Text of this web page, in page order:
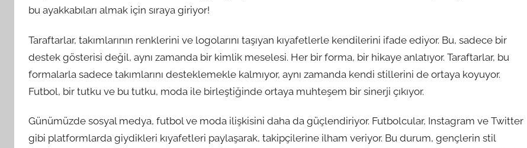
bu ayakkabıları almak için sıraya giriyor!
Taraftarlar, takımlarının renklerini ve logolarını taşıyan kıyafetlerle kendilerini ifade ediyor. Bu, sadece bir
destek gösterisi değil, aynı zamanda bir kimlik meselesi. Her bir forma, bir hikaye anlatıyor. Taraftarlar, bu
formalarla sadece takımlarını desteklemekle kalmıyor, aynı zamanda kendi stillerini de ortaya koyuyor.
Futbol, bir tutku ve bu tutku, moda ile birleştiğinde ortaya muhteşem bir sinerji çıkıyor.
Günümüzde sosyal medya, futbol ve moda ilişkisini daha da güçlendiriyor. Futbolcular, Instagram ve Twitter
gibi platformlarda giydikleri kıyafetleri paylaşarak, takipçilerine ilham veriyor. Bu durum, gençlerin stil